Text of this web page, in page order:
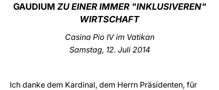
GAUDIUM ZU EINER IMMER "INKLUSIVEREN"
WIRTSCHAFT
Casina Pio IV im Vatikan
Samstag, 12. Juli 2014
Ich danke dem Kardinal, dem Herrn Präsidenten, für